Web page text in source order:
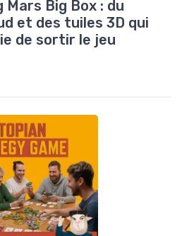
Big Box : du
et des tuiles 3D qui
de sortir le jeu